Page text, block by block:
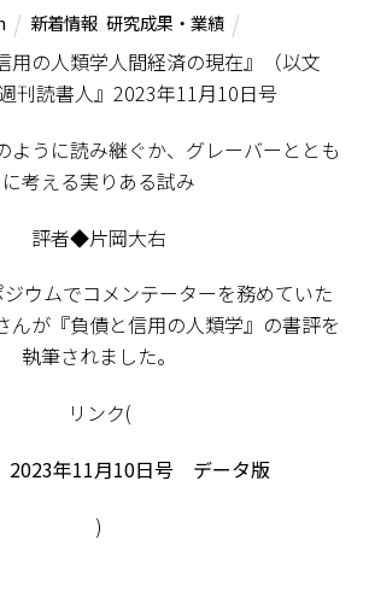
新着情報,研究成果・業績
の人類学――人間経済の現在』（以文
読書人』2023年11月10日号
ように読み継ぐか、グレーバーととも
に考える実りある試み
評者◆片岡大右
ウムでコメンテーターを務めていた
んが『負債と信用の人類学』の書評を
執筆されました。
リンク(
2023年11月10日号 データ版
)